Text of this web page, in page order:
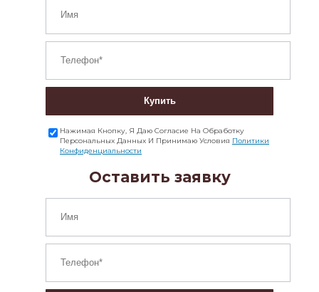
Купить
Нажимая Кнопку, Я Даю Согласие На Обработку
Персональных Данных И Принимаю Условия Политики
Конфиденциальности
Оставить заявку